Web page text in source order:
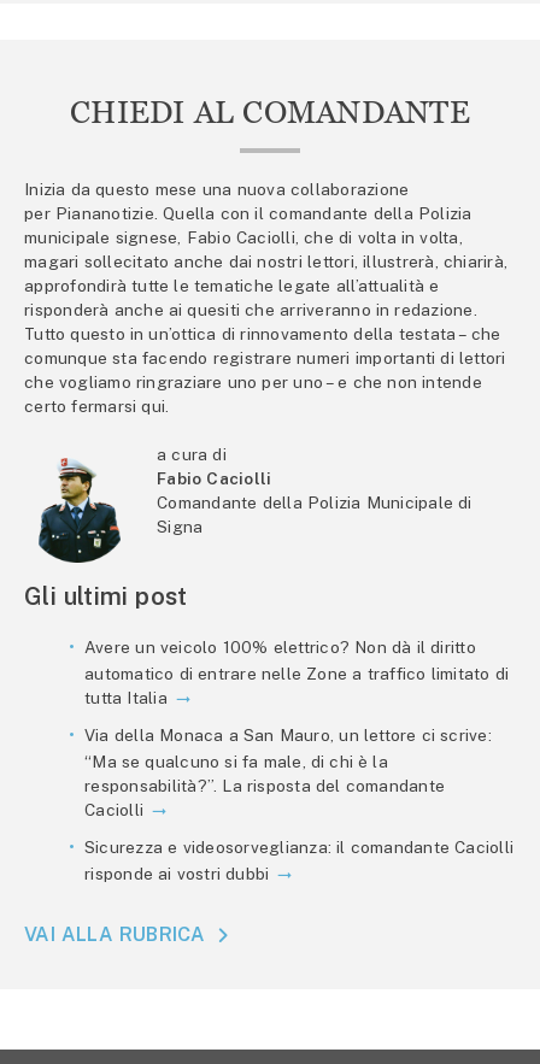
CHIEDI AL COMANDANTE
Inizia da questo mese una nuova collaborazione
per Piananotizie. Quella con il comandante della Polizia
municipale signese, Fabio Caciolli, che di volta in volta,
magari sollecitato anche dai nostri lettori, illustrerà, chiarirà,
approfondirà tutte le tematiche legate all’attualità e
risponderà anche ai quesiti che arriveranno in redazione.
Tutto questo in un’ottica di rinnovamento della testata – che
comunque sta facendo registrare numeri importanti di lettori
che vogliamo ringraziare uno per uno – e che non intende
certo fermarsi qui.
a cura di
Fabio Caciolli
Comandante della Polizia Municipale di
Signa
Gli ultimi post
Avere un veicolo 100% elettrico? Non dà il diritto
automatico di entrare nelle Zone a traffico limitato di
tutta Italia
Via della Monaca a San Mauro, un lettore ci scrive:
“Ma se qualcuno si fa male, di chi è la
responsabilità?”. La risposta del comandante
Caciolli
Sicurezza e videosorveglianza: il comandante Caciolli
risponde ai vostri dubbi
VAI ALLA RUBRICA